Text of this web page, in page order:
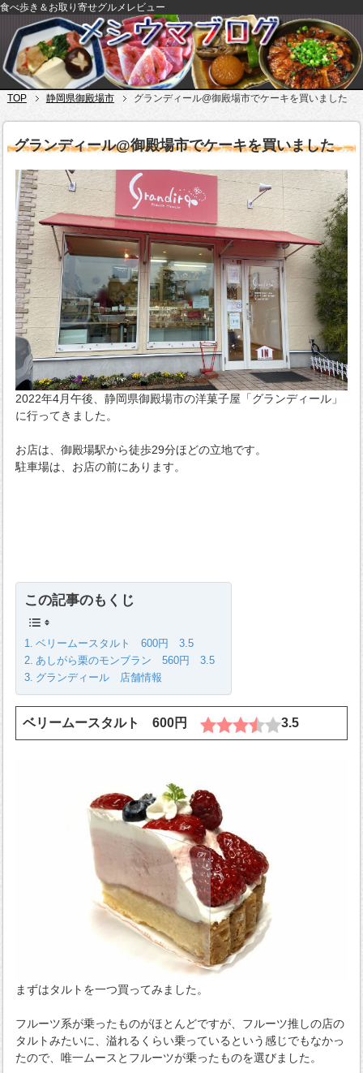
食べ歩き＆お取り寄せグルメレビュー
TOP 静岡県御殿場市 グランディール@御殿場市でケーキを買いました
グランディール@御殿場市でケーキを買いました
2022年4月午後、静岡県御殿場市の洋菓子屋「グランディール」
に行ってきました。
お店は、御殿場駅から徒歩29分ほどの立地です。
駐車場は、お店の前にあります。
この記事のもくじ
ベリームースタルト 600円 3.5
あしがら栗のモンブラン 560円 3.5
グランディール 店舗情報
ベリームースタルト 600円 3.5
まずはタルトを一つ買ってみました。
フルーツ系が乗ったものがほとんどですが、フルーツ推しの店の
タルトみたいに、溢れるくらい乗っているという感じでもなかっ
たので、唯一ムースとフルーツが乗ったものを選びました。